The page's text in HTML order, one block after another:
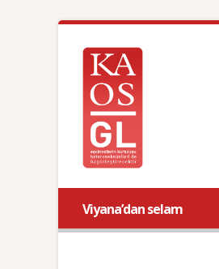
Viyana’dan selam